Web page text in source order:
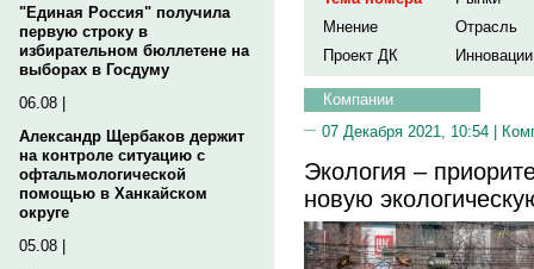
"Единая Россия" получила
первую строку в
избирательном бюллетене на
выборах в Госдуму
06.08 |
Александр Щербаков держит
на контроле ситуацию с
офтальмологической
помощью в Ханкайском
округе
05.08 |
Мнение
Отрасль
Проект ДК
Инновации
Компании
07 Декабря 2021, 10:54 |
Экология –
новую